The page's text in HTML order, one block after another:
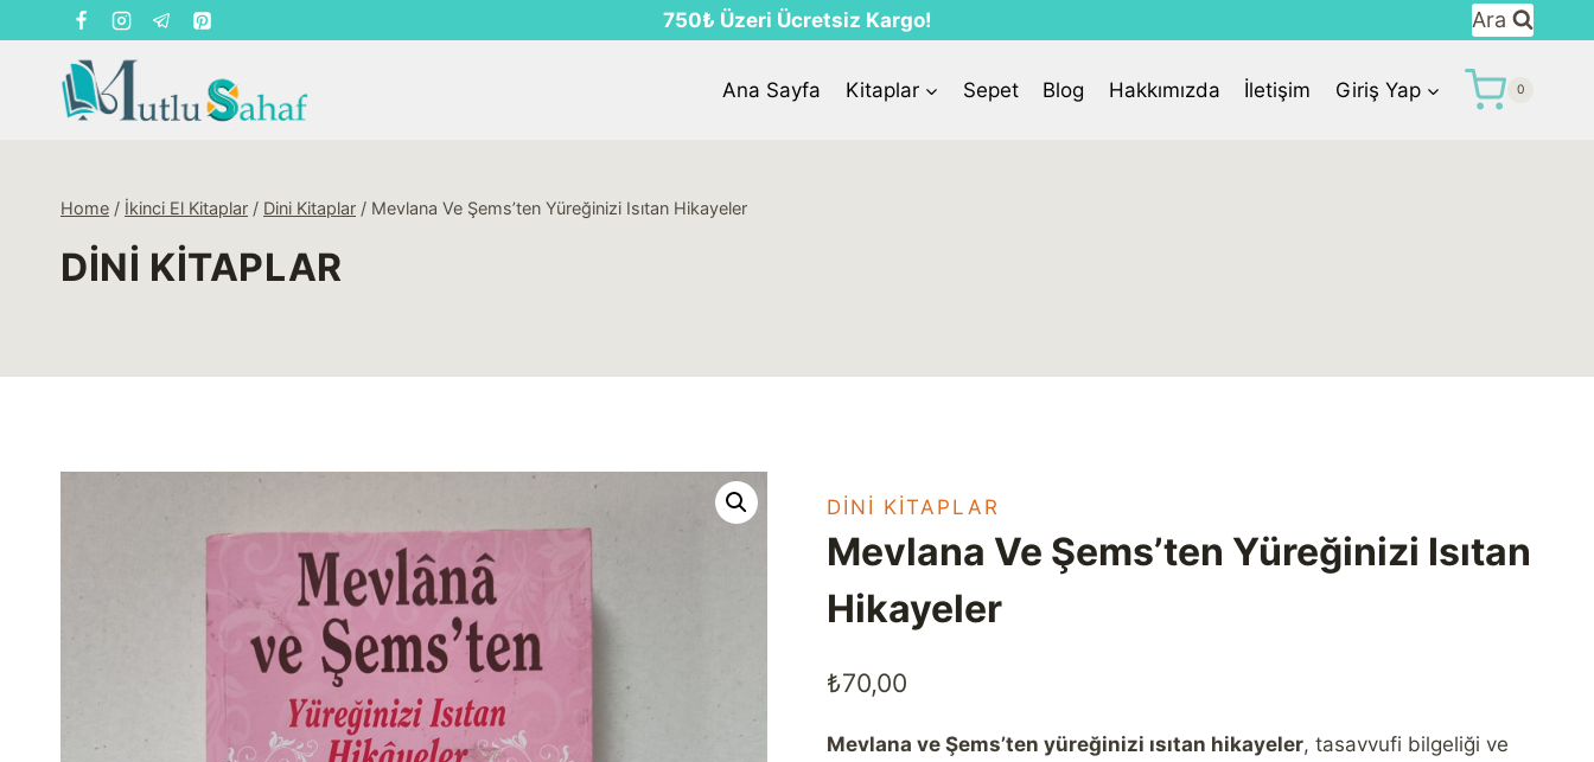
to
content
750₺ Üzeri Ücretsiz Kargo! Ara
Ana Sayfa Kitaplar Sepet Blog Hakkımızda İletişim Giriş Yap 0
Home / İkinci El Kitaplar / Dini Kitaplar / Mevlana Ve Şems’ten Yüreğinizi Isıtan Hikayeler
DINI KITAPLAR
DINI KITAPLAR
Mevlana Ve Şems’ten Yüreğinizi Isıtan
Hikayeler
₺70,00
Mevlana ve Şems’ten yüreğinizi ısıtan hikayeler, tasavvufi bilgeliği ve